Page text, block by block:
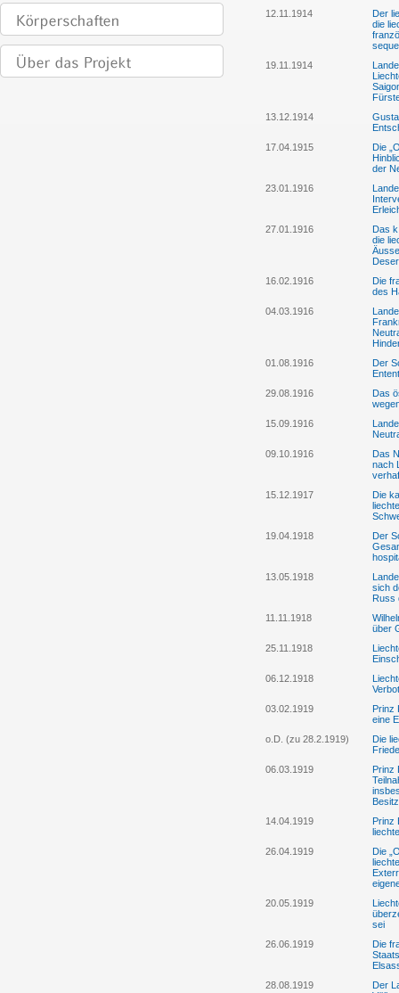
12.11.1914
Der
die
19.11.1914
13.12.1914
17.04.1915
Die
der
23.01.1916
27.01.1916
Das
die
16.02.1916
Die
des
04.03.1916
01.08.1916
Der
29.08.1916
Das
15.09.1916
09.10.1916
Das
nach
15.12.1917
Die
19.04.1918
Der
13.05.1918
sich
Russ
11.11.1918
über
25.11.1918
06.12.1918
03.02.1919
Prinz
eine
o.D. (zu 28.2.1919)
Die
06.03.1919
Prinz
14.04.1919
Prinz
26.04.1919
Die
20.05.1919
sei
26.06.1919
Die
28.08.1919
Der